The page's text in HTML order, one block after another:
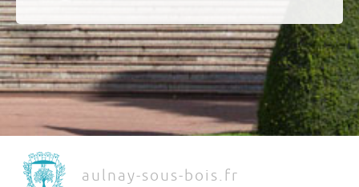
aulnay-sous-bois.fr